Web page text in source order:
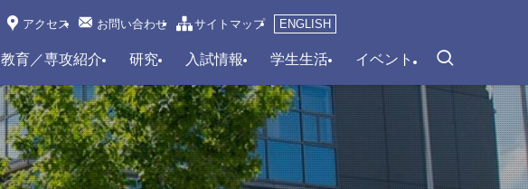
アクセス お問い合わせ サイトマップ ENGLISH
教育／専攻紹介 研究 入試情報 学生生活 イベント